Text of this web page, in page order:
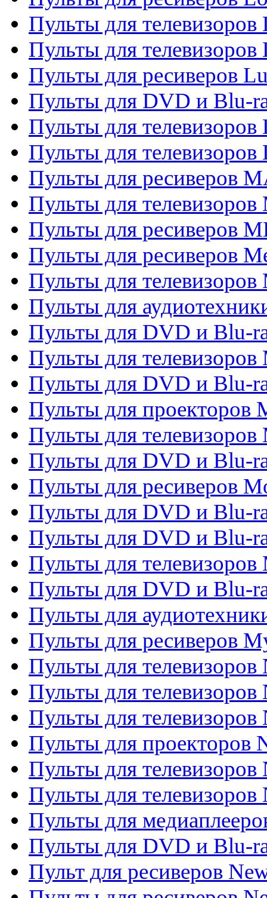
Пульты для телевизоров
Пульты для
Пульты для ресиверов
Пульты для DVD и Blu-
Пульты для телевизоров
Пульты для телевизоров
Пульты для ресиверов
Пульты для телевизоров
Пульты для ресиверов
Пульты для ресиверов
Пульты для телевизоров
Пульты для
Пульты для DVD и Blu-
Пульты для
Пульты для DVD и Blu-
Пульты для проекторов
Пульты для
Пульты для DVD и Blu-
Пульты для ресиверов
Пульты для DVD и Blu-
Пульты для DVD и Blu-
Пульты для телевизоров
Пульты для DVD и Blu-
Пульты для
Пульты для ресиверов
Пульты для телевизоров
Пульты для телевизоров
Пульты для телевизоров
Пульты для проекторов
Пульты для телевизоров
Пульты для телевизоров
Пульты для
Пульты для DVD и Blu-
Пульт для ресиверов